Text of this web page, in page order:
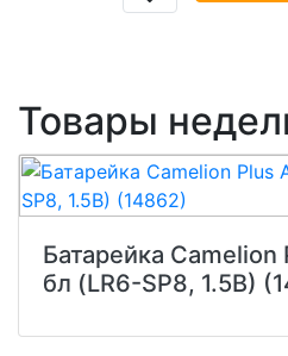
Товары
Батарейка
бл (LR6-SP8, 1.5В)